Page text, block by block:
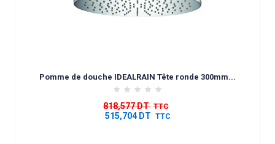
Pomme de douche IDEALRAIN Tête ronde 300mm...
818,577 DT TTC
515,704 DT TTC